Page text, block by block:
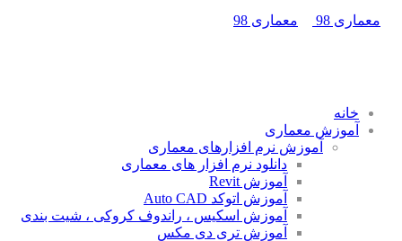
خانه
آموزش معماری
آموزش نرم افزارهای معماری
دانلود نرم افزار های معماری
آموزش Revit
آموزش اتوکد Auto CAD
آموزش اسکیس ، راندوف کروکی ، شیت بندی
آموزش تری دی مکس